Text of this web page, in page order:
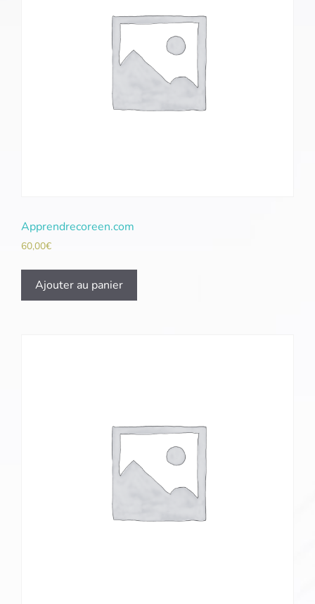
Apprendrecoreen.com
60,00€
Ajouter au panier